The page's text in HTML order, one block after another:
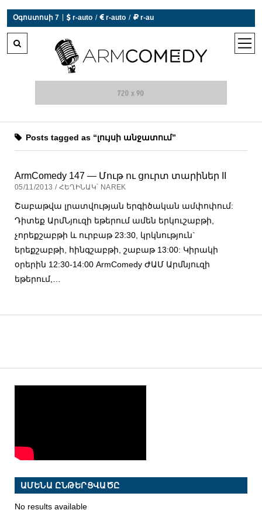
Օգոստոսի 7  r-auto /  r-auto /  r-au
open
Posts tagged as “լույսի անջատում”
ArmComedy 147 — Մութ ու ցուրտ տարիներ II
05/11/2013 / ՀԵՂԻՆԱԿ՝ NAREK
Շաբաթվա լրատվության երգիծական ամփոփում:
Դիտեք ԱրմՆյուզի եթերում ամեն երկուշաբթի,
չորեքշաբթի և ուրբաթ 23:30, կրկնություն`
երեքշաբթի, հինգշաբթի, շաբաթ 13:00: Կիրակի
օրերին 12:30-14:00 ArmComedy ԺԱՄ Արմնյուզի
եթերում,…
ԱՄԵՆԱ ԸՆԹԵՐՑՎԱԾԸ
No results available